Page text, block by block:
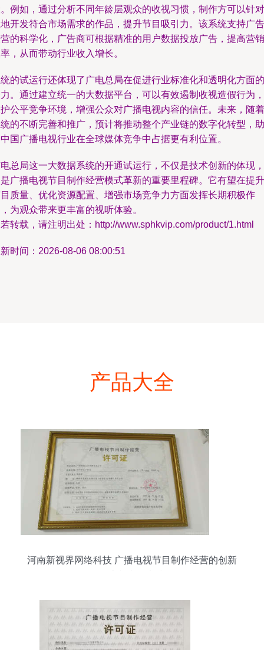
例如，通过分析不同年龄层观众的收视习惯，制作方可以针对
开发符合市场需求的作品，提升节目吸引力。该系统支持广告
的科学化，广告商可根据精准的用户数据投放广告，提高营销
，从而带动行业收入增长。
的试运行还体现了广电总局在促进行业标准化和透明化方面的
。通过建立统一的大数据平台，可以有效遏制收视造假行为，
公平竞争环境，增强公众对广播电视内容的信任。未来，随着
的不断完善和推广，预计将推动整个产业链的数字化转型，助
国广播电视行业在全球媒体竞争中占据更有利位置。
总局这一大数据系统的开通试运行，不仅是技术创新的体现，
广播电视节目制作经营模式革新的重要里程碑。它有望在提升
质量、优化资源配置、增强市场竞争力方面发挥长期积极作
为观众带来更丰富的视听体验。
转载，请注明出处：http://www.sphkvip.com/product/1.html
时间：2026-08-06 08:00:51
产品大全
河南新视界网络科技 广播电视节目制作经营的创新